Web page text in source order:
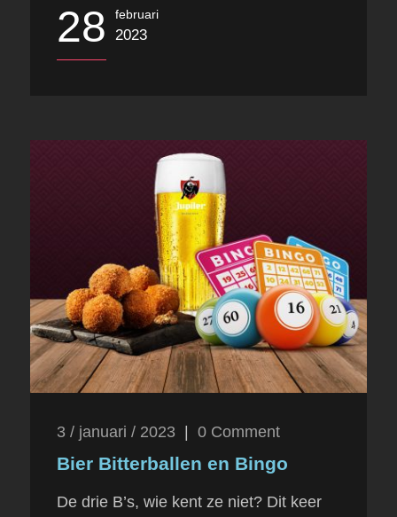
28 februari
2023
3 / januari / 2023 0 Comment
Bier Bitterballen en Bingo
De drie B’s, wie kent ze niet? Dit keer